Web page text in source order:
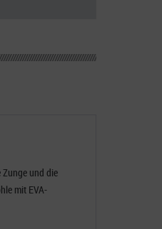
und die
mit EVA-